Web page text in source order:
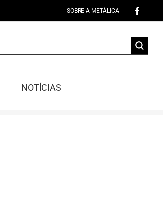
SOBRE A METÁLICA
NOTÍCIAS